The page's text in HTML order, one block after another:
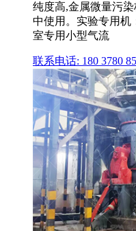
纯度高,金属微量污
中使用。实验专用机
室专用小型气流
联系电话: 180 3780